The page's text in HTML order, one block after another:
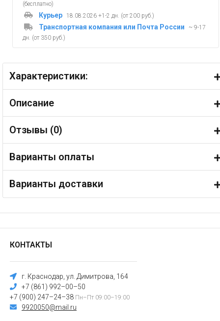
(бесплатно)
Курьер 18.08.2026 +1-2 дн. (от 200 руб.)
Транспортная компания или Почта России
~ 9-17
дн. (от 350 руб.)
Характеристики:
Описание
Отзывы (0)
Варианты оплаты
Варианты доставки
КОНТАКТЫ
г. Краснодар, ул. Димитрова, 164
+7 (861) 992–00–50
+7 (900) 247–24–38 Пн–Пт 09:00–19:00
9920050@mail.ru